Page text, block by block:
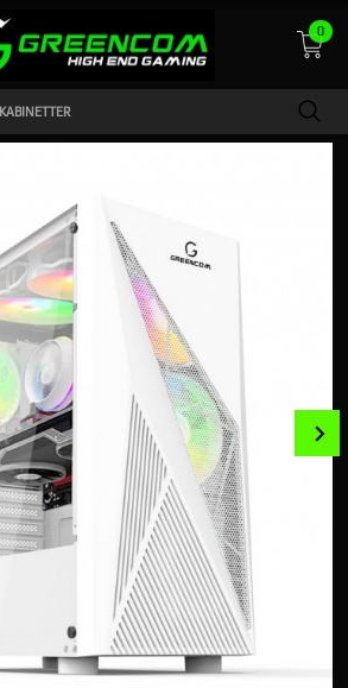
0
KABINETTER